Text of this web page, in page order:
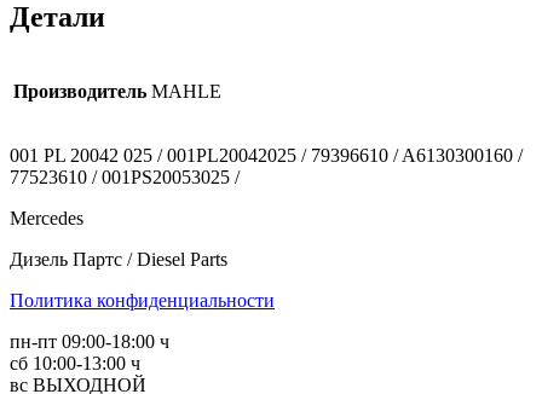
Детали
Производитель MAHLE
001 PL 20042 025 / 001PL20042025 / 79396610 / A6130300160 /
77523610 / 001PS20053025 /
Mercedes
Дизель Партс / Diesel Parts
Политика конфиденциальности
пн-пт 09:00-18:00 ч
сб 10:00-13:00 ч
вс ВЫХОДНОЙ